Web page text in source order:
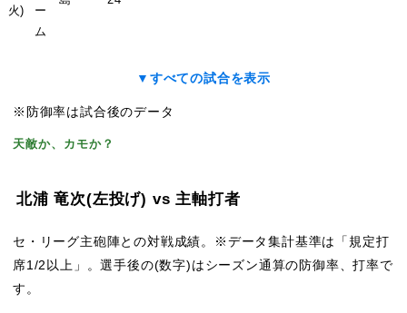
火)
ー
ム
▼すべての試合を表示
※防御率は試合後のデータ
天敵か、カモか？
北浦 竜次(左投げ) vs 主軸打者
セ・リーグ主砲陣との対戦成績。※データ集計基準は「規定打
席1/2以上」。選手後の(数字)はシーズン通算の防御率、打率で
す。